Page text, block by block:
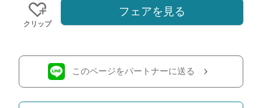
クリップ
フェアを見る
このページをパートナーに送る